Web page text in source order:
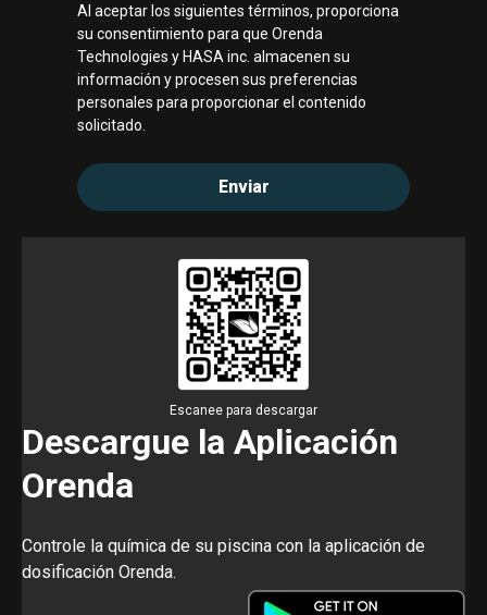
Al aceptar los siguientes términos, proporciona
su consentimiento para que Orenda
Technologies y HASA inc. almacenen su
información y procesen sus preferencias
personales para proporcionar el contenido
solicitado.
Escanee para descargar
Descargue la Aplicación
Orenda
Controle la química de su piscina con la aplicación de
dosificación Orenda.